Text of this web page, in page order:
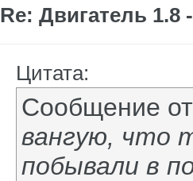
Re: Двигатель 1.8
Цитата:
Сообщение
вангую, что
побывали в